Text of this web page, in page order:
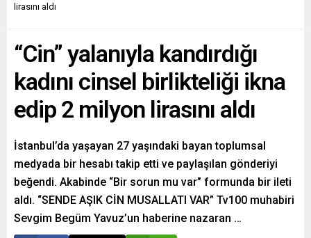
lirasını aldı
“Cin” yalanıyla kandırdığı
kadını cinsel birlikteliği ikna
edip 2 milyon lirasını aldı
İstanbul’da yaşayan 27 yaşındaki bayan toplumsal
medyada bir hesabı takip etti ve paylaşılan gönderiyi
beğendi. Akabinde “Bir sorun mu var” formunda bir ileti
aldı. “SENDE AŞIK CİN MUSALLATI VAR” Tv100 muhabiri
Sevgim Begüm Yavuz’un haberine nazaran …